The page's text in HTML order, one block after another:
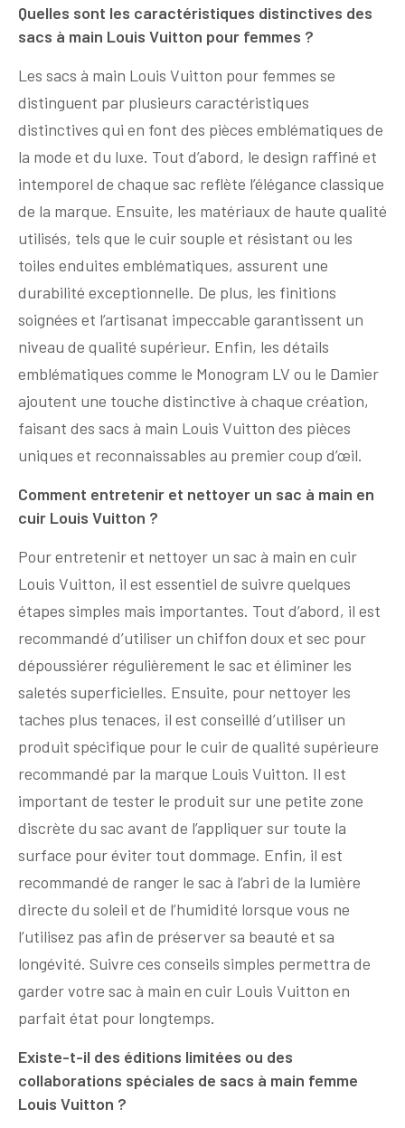
Quelles sont les caractéristiques distinctives des
sacs à main Louis Vuitton pour femmes ?
Les sacs à main Louis Vuitton pour femmes se
distinguent par plusieurs caractéristiques
distinctives qui en font des pièces emblématiques de
la mode et du luxe. Tout d’abord, le design raffiné et
intemporel de chaque sac reflète l’élégance classique
de la marque. Ensuite, les matériaux de haute qualité
utilisés, tels que le cuir souple et résistant ou les
toiles enduites emblématiques, assurent une
durabilité exceptionnelle. De plus, les finitions
soignées et l’artisanat impeccable garantissent un
niveau de qualité supérieur. Enfin, les détails
emblématiques comme le Monogram LV ou le Damier
ajoutent une touche distinctive à chaque création,
faisant des sacs à main Louis Vuitton des pièces
uniques et reconnaissables au premier coup d’œil.
Comment entretenir et nettoyer un sac à main en
cuir Louis Vuitton ?
Pour entretenir et nettoyer un sac à main en cuir
Louis Vuitton, il est essentiel de suivre quelques
étapes simples mais importantes. Tout d’abord, il est
recommandé d’utiliser un chiffon doux et sec pour
dépoussiérer régulièrement le sac et éliminer les
saletés superficielles. Ensuite, pour nettoyer les
taches plus tenaces, il est conseillé d’utiliser un
produit spécifique pour le cuir de qualité supérieure
recommandé par la marque Louis Vuitton. Il est
important de tester le produit sur une petite zone
discrète du sac avant de l’appliquer sur toute la
surface pour éviter tout dommage. Enfin, il est
recommandé de ranger le sac à l’abri de la lumière
directe du soleil et de l’humidité lorsque vous ne
l’utilisez pas afin de préserver sa beauté et sa
longévité. Suivre ces conseils simples permettra de
garder votre sac à main en cuir Louis Vuitton en
parfait état pour longtemps.
Existe-t-il des éditions limitées ou des
collaborations spéciales de sacs à main femme
Louis Vuitton ?